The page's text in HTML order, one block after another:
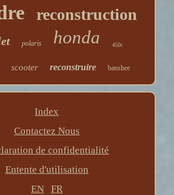
reconstruction
polaris honda 450r
scooter reconstruire banshee
Index
Contactez Nous
de confidentialité
Entente d'utilisation
EN
FR